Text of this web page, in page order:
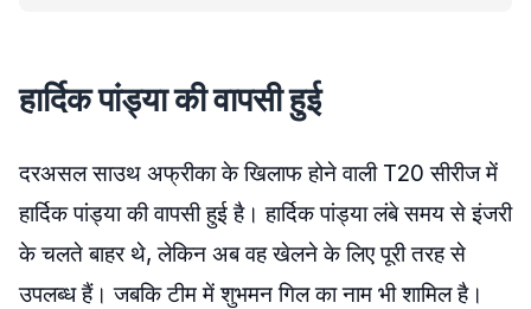
हार्दिक पांड्या की वापसी हुई
दरअसल साउथ अफ्रीका के खिलाफ होने वाली T20 सीरीज में
हार्दिक पांड्या की वापसी हुई है। हार्दिक पांड्या लंबे समय से इंजरी
के चलते बाहर थे, लेकिन अब वह खेलने के लिए पूरी तरह से
उपलब्ध हैं। जबकि टीम में शुभमन गिल का नाम भी शामिल है।